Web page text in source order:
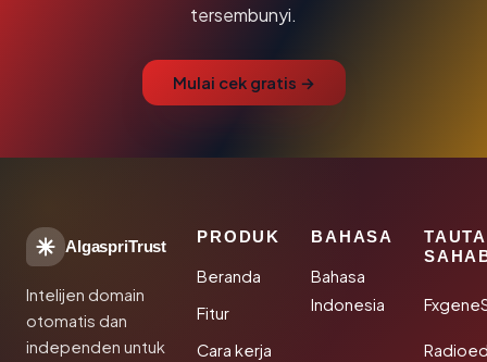
tersembunyi.
Mulai cek gratis →
AlgaspriTrust
Intelijen domain
otomatis dan
independen untuk
PRODUK
Beranda
Fitur
Cara kerja
BAHASA
Bahasa
Indonesia